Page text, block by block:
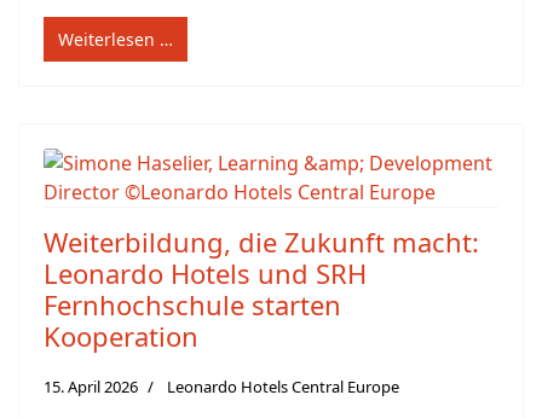
Weiterlesen …
Weiterbildung, die Zukunft macht:
Leonardo Hotels und SRH
Fernhochschule starten
Kooperation
15. April 2026 Leonardo Hotels Central Europe